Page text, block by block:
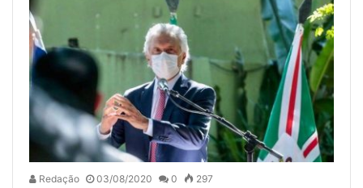
Redação 03/08/2020 0 297